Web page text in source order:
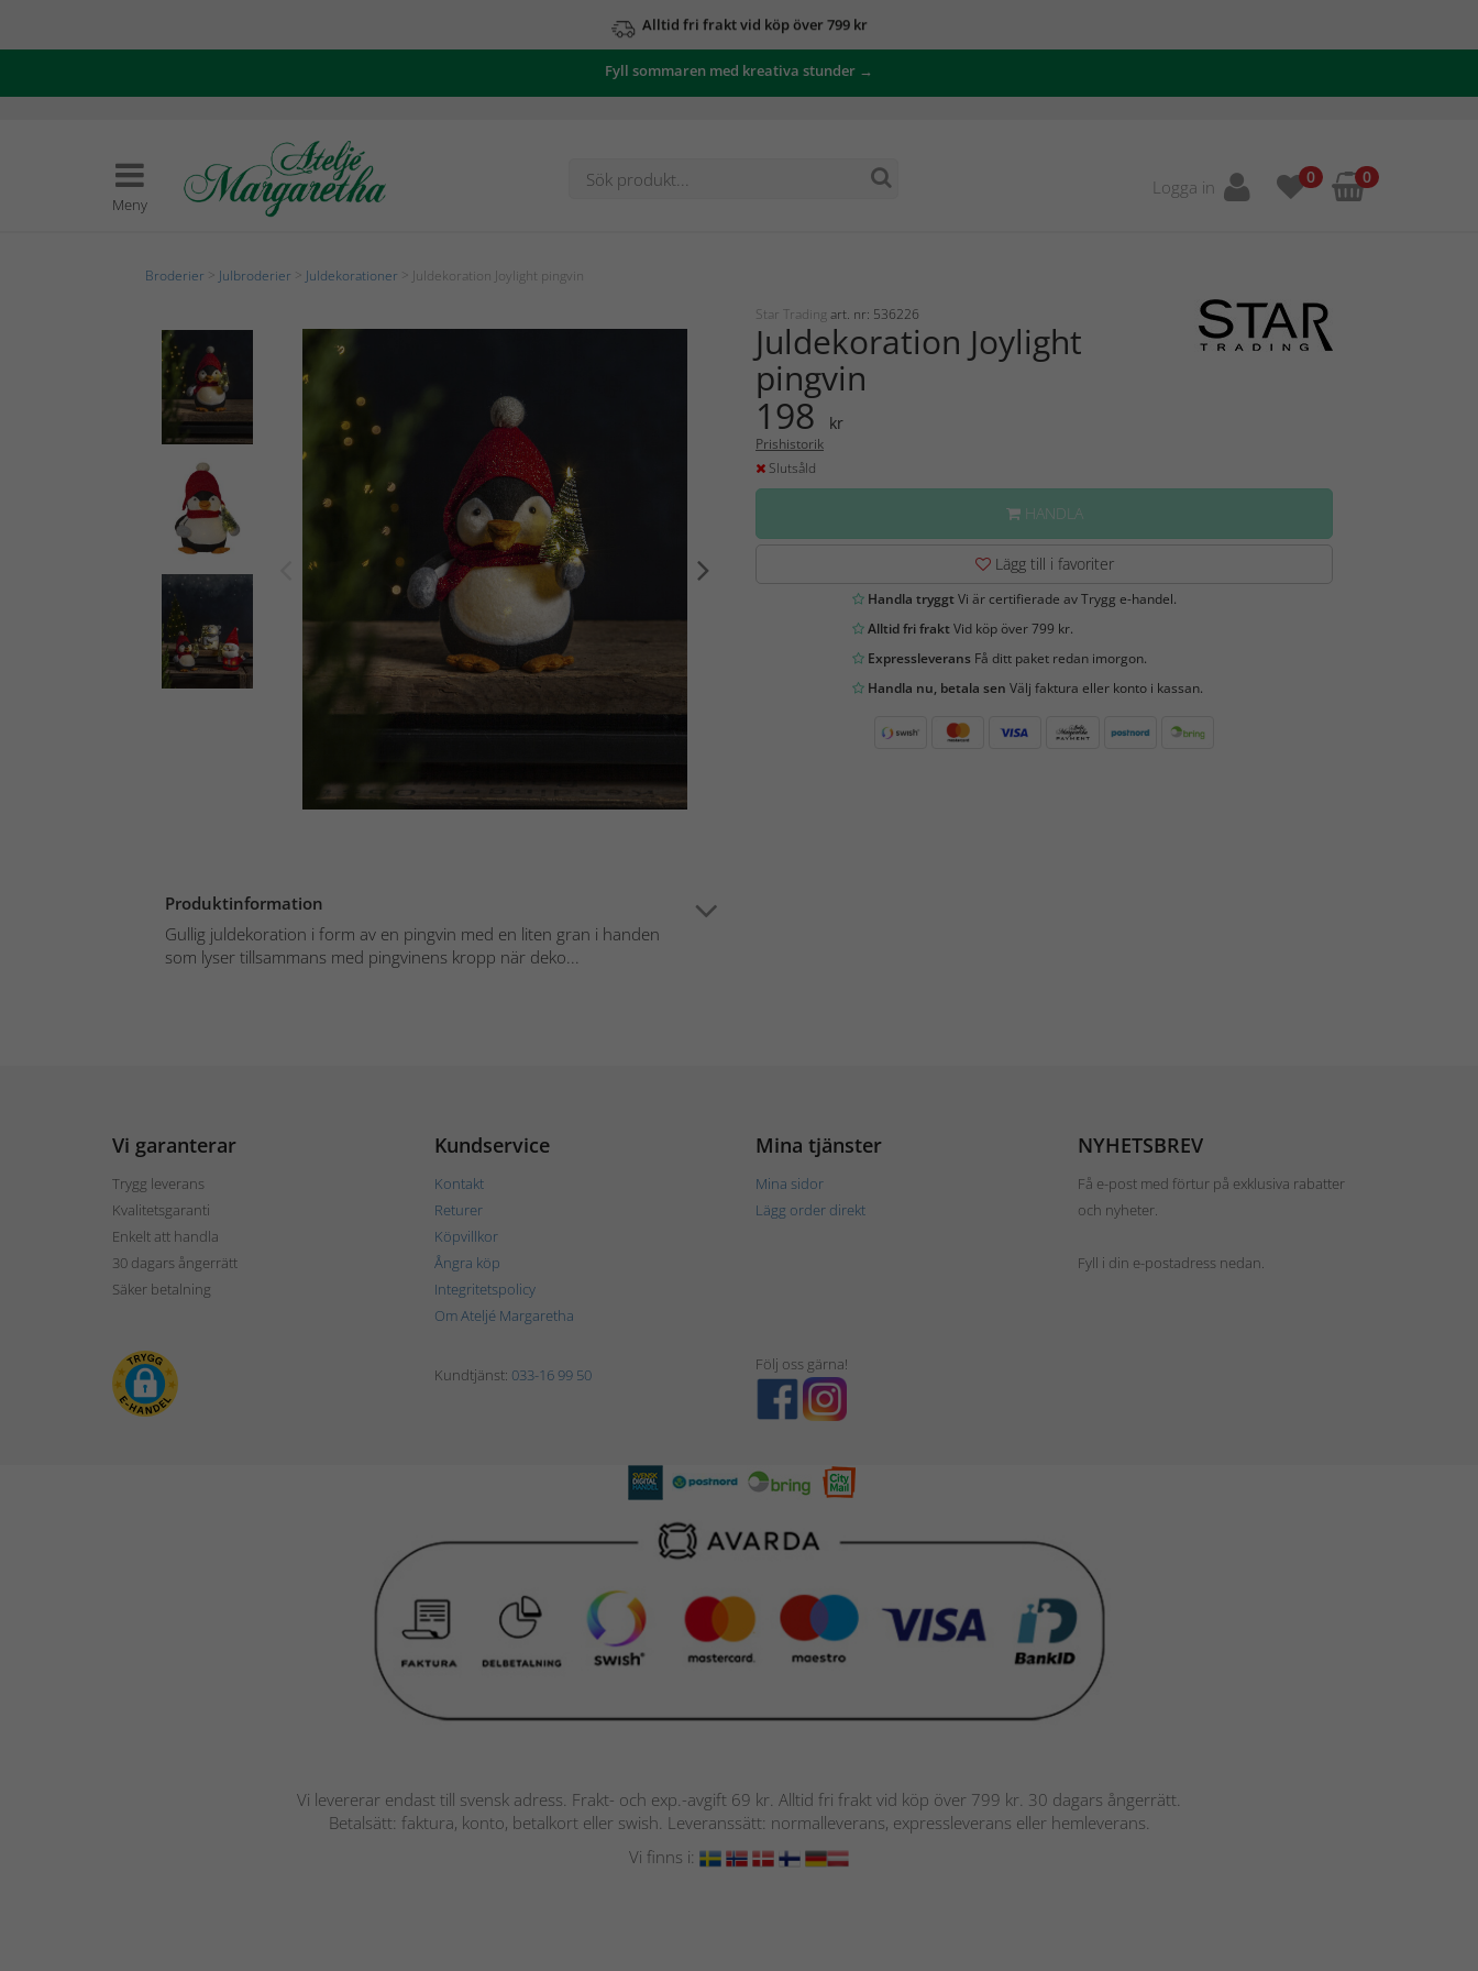
Alltid fri frakt vid köp över 799 kr
Fyll sommaren med kreativa stunder →
Meny
Logga in 0 0
Broderier Julbroderier Juldekorationer > Juldekoration Joylight pingvin
Produktinformation
Gullig juldekoration i form av en pingvin med en liten gran i handen
som lyser tillsammans med pingvinens kropp när deko...
Star Trading art. nr: 536226
Juldekoration Joylight
pingvin
198 kr
Prishistorik
Slutsåld
HANDLA
Lägg till i favoriter
Handla tryggtVi är certifierade av Trygg e-handel.
Alltid fri fraktVid köp över 799 kr.
ExpressleveransFå ditt paket redan imorgon.
Handla nu, betala sen Välj faktura eller konto i kassan.
Vi garanterar
Trygg leverans
Kvalitetsgaranti
Enkelt att handla
30 dagars ångerrätt
Säker betalning
Kundservice
Kontakt
Returer
Köpvillkor
Ångra köp
Integritetspolicy
Om Ateljé Margaretha
Mina tjänster
Mina sidor
Lägg order direkt
NYHETSBREV
Få e-post med förtur på exklusiva rabatter
och nyheter.
Fyll i din e-postadress nedan.
Kundtjänst: 033-16 99 50
Följ oss gärna!
Vi levererar endast till svensk adress. Frakt- och exp.-avgift 69 kr. Alltid fri frakt vid köp över 799 kr. 30 dagars ångerrätt.
Betalsätt: faktura, konto, betalkort eller swish. Leveranssätt: normalleverans, expressleverans eller hemleverans.
Vi finns i: